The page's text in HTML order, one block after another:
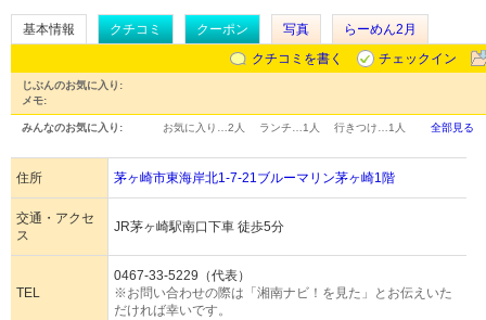
基本情報 クチコミ クーポン 写真
らーめん2月
クチコミを書く
チェックイン
じぶんのお気に入り:
メモ:
みんなのお気に入り: お気に入り… 2人 ランチ… 1人 行きつけ… 1人 全部見る
住所 茅ヶ崎市東海岸北1-7-21ブルーマリン茅ヶ崎1階
交通・アクセ
ス
JR茅ヶ崎駅南口下車 徒歩5分
TEL
0467-33-5229（代表）
※お問い合わせの際は「湘南ナビ！を見た」とお伝えいた
だければ幸いです。